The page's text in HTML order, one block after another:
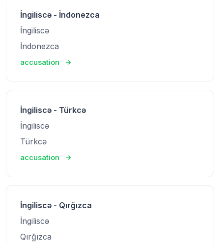
İngiliscə - İndonezca
İngiliscə
İndonezca
accusation
İngiliscə - Türkcə
İngiliscə
Türkcə
accusation
İngiliscə - Qırğızca
İngiliscə
Qırğızca